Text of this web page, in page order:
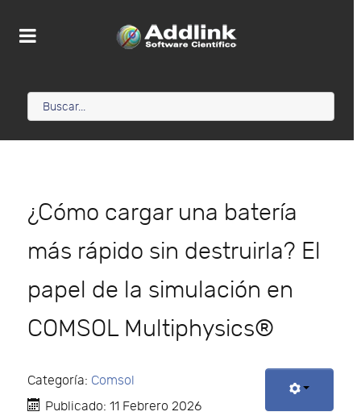
¿Cómo cargar una batería
más rápido sin destruirla? El
papel de la simulación en
COMSOL Multiphysics®
Categoría: Comsol
Publicado: 11 Febrero 2026